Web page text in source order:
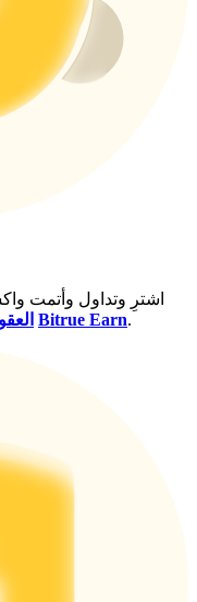
اشترِ وتداول وأتمت
Bitrue Earn.